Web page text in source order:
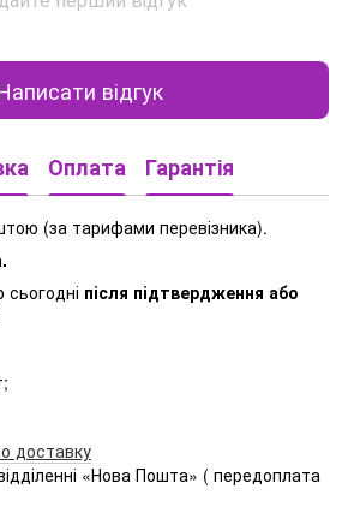
відгук
Оплата Гарантія
(за тарифами перевізника).
після підтвердження або
доставку
«Нова Пошта» ( передоплата